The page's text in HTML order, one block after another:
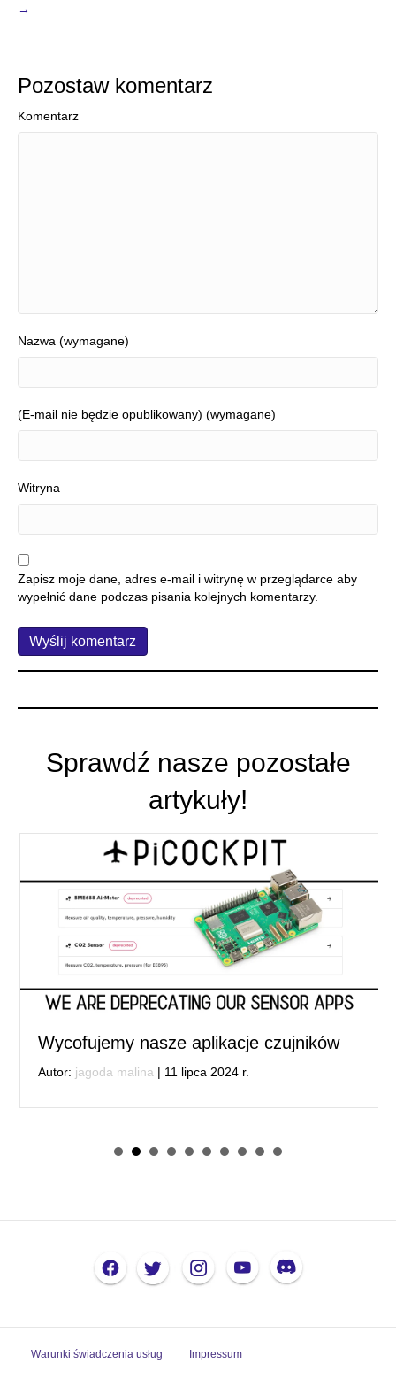
→
Pozostaw komentarz
Komentarz
Nazwa (wymagane)
(E-mail nie będzie opublikowany) (wymagane)
Witryna
Zapisz moje dane, adres e-mail i witrynę w przeglądarce aby
wypełnić dane podczas pisania kolejnych komentarzy.
Sprawdź nasze pozostałe
artykuły!
Wycofujemy nasze aplikacje czujników
Autor: jagoda malina | 11 lipca 2024 r.
Warunki świadczenia usług Impressum